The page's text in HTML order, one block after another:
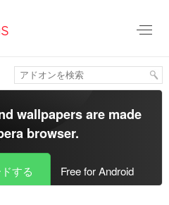
wallpapers are made
browser.
する Free for Android